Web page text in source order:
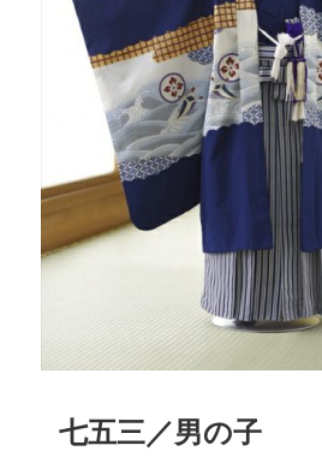
七五三／男の子